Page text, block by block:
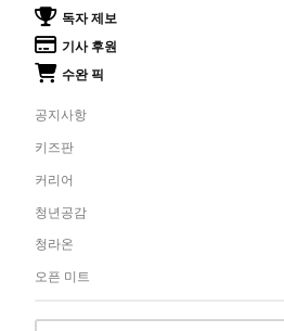
독자 제보
기사 후원
수완 픽
공지사항
키즈판
커리어
청년공감
청라온
오픈 미트